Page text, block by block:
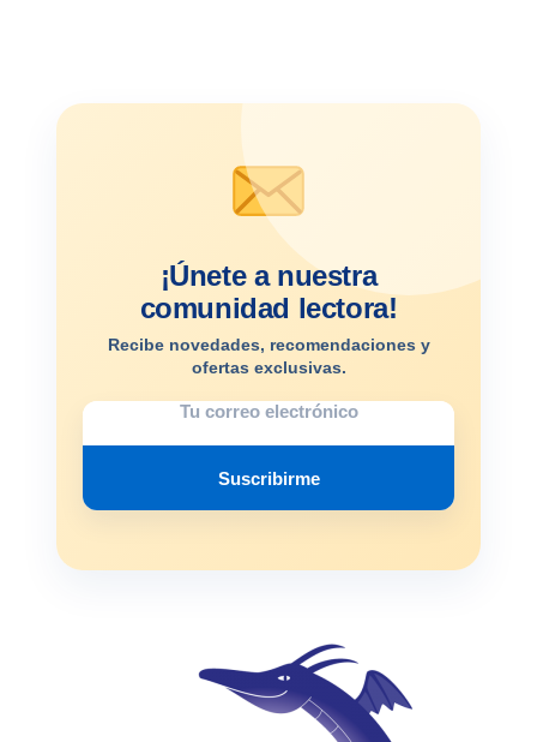
¡Únete a nuestra
comunidad lectora!
Recibe novedades, recomendaciones y
ofertas exclusivas.
Suscribirme